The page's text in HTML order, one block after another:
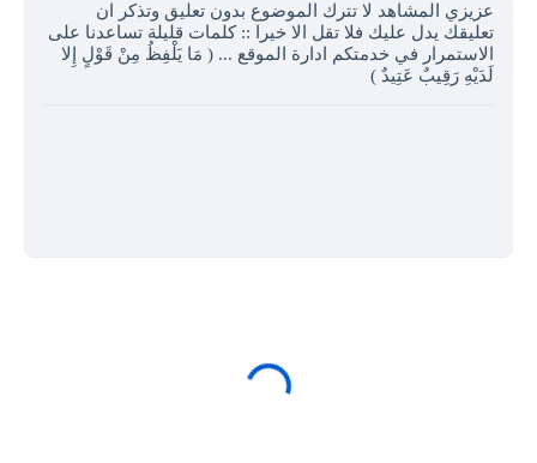
المشاهد لا تترك الموضوع بدون تعليق وتذكر ان
يدل عليك فلا تقل الا خيرا :: كلمات قليلة تساعدنا على
في خدمتكم ادارة الموقع ... ( مَا يَلْفِظُ مِنْ قَوْلٍ إِلا
رَقِيبٌ عَتِيدٌ )